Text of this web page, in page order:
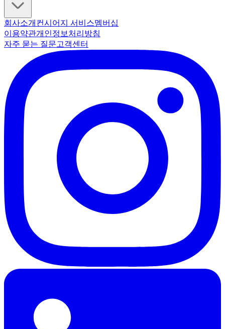
회사소개 컨시어지 서비스멤버십
이용약관개인정보처리방침
자주 묻는 질문고객센터